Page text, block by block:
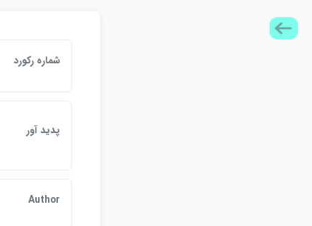
شماره ركورد
پديد آور
Author